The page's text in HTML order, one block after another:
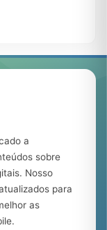
a
sobre
Nosso
para
as